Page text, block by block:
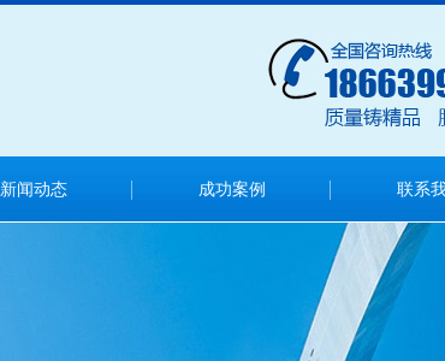
新闻动态 成功案例 联系